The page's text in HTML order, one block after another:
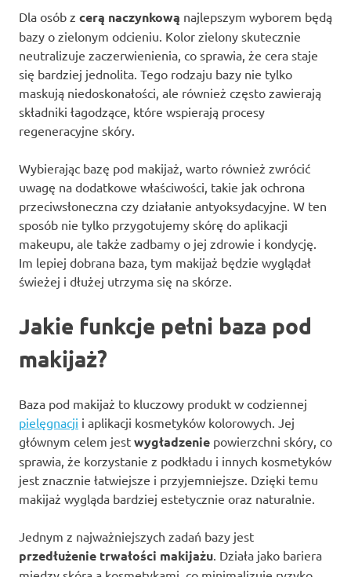
Dla osób z cerą naczynkową najlepszym wyborem będą
bazy o zielonym odcieniu. Kolor zielony skutecznie
neutralizuje zaczerwienienia, co sprawia, że cera staje
się bardziej jednolita. Tego rodzaju bazy nie tylko
maskują niedoskonałości, ale również często zawierają
składniki łagodzące, które wspierają procesy
regeneracyjne skóry.
Wybierając bazę pod makijaż, warto również zwrócić
uwagę na dodatkowe właściwości, takie jak ochrona
przeciwsłoneczna czy działanie antyoksydacyjne. W ten
sposób nie tylko przygotujemy skórę do aplikacji
makeupu, ale także zadbamy o jej zdrowie i kondycję.
Im lepiej dobrana baza, tym makijaż będzie wyglądał
świeżej i dłużej utrzyma się na skórze.
Jakie funkcje pełni baza pod
makijaż?
Baza pod makijaż to kluczowy produkt w codziennej
pielęgnacji i aplikacji kosmetyków kolorowych. Jej
głównym celem jest wygładzenie powierzchni skóry, co
sprawia, że korzystanie z podkładu i innych kosmetyków
jest znacznie łatwiejsze i przyjemniejsze. Dzięki temu
makijaż wygląda bardziej estetycznie oraz naturalnie.
Jednym z najważniejszych zadań bazy jest
przedłużenie trwałości makijażu. Działa jako bariera